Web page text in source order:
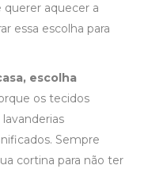
querer aquecer a
essa escolha para
escolha
os tecidos
Sempre
cortina para não ter